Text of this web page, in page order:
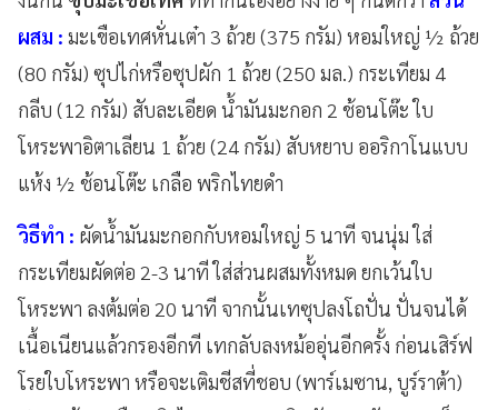
ผสม : มะเขือเทศหั่นเต๋า 3 ถ้วย (375 กรัม) หอมใหญ่ ½ ถ้วย
(80 กรัม) ซุปไก่หรือซุปผัก 1 ถ้วย (250 มล.) กระเทียม 4
กลีบ (12 กรัม) สับละเอียด น้ำมันมะกอก 2 ช้อนโต๊ะ ใบ
โหระพาอิตาเลียน 1 ถ้วย (24 กรัม) สับหยาบ ออริกาโนแบบ
แห้ง ½ ช้อนโต๊ะ เกลือ พริกไทยดำ
วิธีทำ : ผัดน้ำมันมะกอกกับหอมใหญ่ 5 นาที จนนุ่ม ใส่
กระเทียมผัดต่อ 2-3 นาที ใส่ส่วนผสมทั้งหมด ยกเว้นใบ
โหระพา ลงต้มต่อ 20 นาที จากนั้นเทซุปลงโถปั่น ปั่นจนได้
เนื้อเนียนแล้วกรองอีกที เทกลับลงหม้ออุ่นอีกครั้ง ก่อนเสิร์ฟ
โรยใบโหระพา หรือจะเติมชีสที่ชอบ (พาร์เมซาน, บูร์ราต้า)